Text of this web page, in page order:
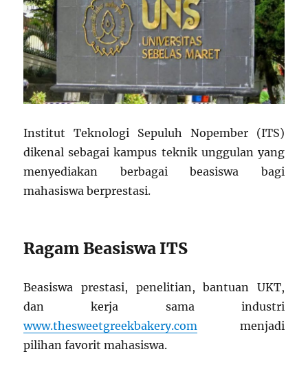
Institut Teknologi Sepuluh Nopember (ITS)
dikenal sebagai kampus teknik unggulan yang
menyediakan berbagai beasiswa bagi
mahasiswa berprestasi.
Ragam Beasiswa ITS
Beasiswa prestasi, penelitian, bantuan UKT,
dan kerja sama industri
www.thesweetgreekbakery.com menjadi
pilihan favorit mahasiswa.